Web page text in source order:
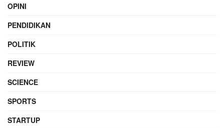
OPINI
PENDIDIKAN
POLITIK
REVIEW
SCIENCE
SPORTS
STARTUP